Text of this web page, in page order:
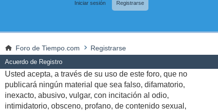
Iniciar sesión Registrarse
Foro de Tiempo.com Registrarse
Acuerdo de Registro
Usted acepta, a través de su uso de este foro, que no
publicará ningún material que sea falso, difamatorio,
inexacto, abusivo, vulgar, con incitación al odio,
intimidatorio, obsceno, profano, de contenido sexual,